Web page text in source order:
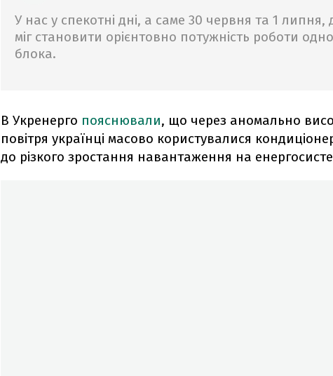
У нас у спекотні дні, а саме 30 червня та 1 липня,
міг становити орієнтовно потужність роботи
блока.
В Укренерго пояснювали, що через аномально
повітря українці масово користувалися
до різкого зростання навантаження на